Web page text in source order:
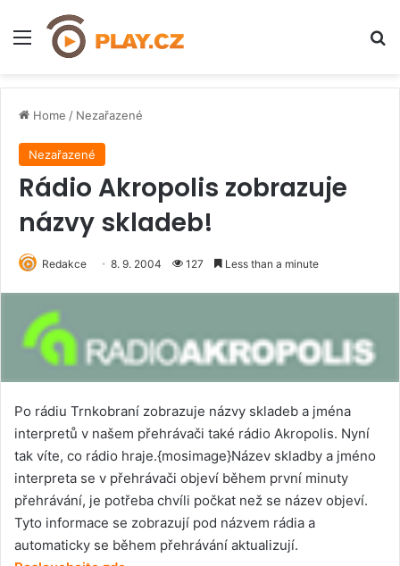
Menu
Home / Nezařazené
Nezařazené
Rádio Akropolis zobrazuje
názvy skladeb!
Redakce 8. 9. 2004 127 Less than a minute
Po rádiu Trnkobraní zobrazuje názvy skladeb a jména
interpretů v našem přehrávači také rádio Akropolis. Nyní
tak víte, co rádio hraje.{mosimage}Název skladby a jméno
interpreta se v přehrávači objeví během první minuty
přehrávání, je potřeba chvíli počkat než se název objeví.
Tyto informace se zobrazují pod názvem rádia a
automaticky se během přehrávání aktualizují.